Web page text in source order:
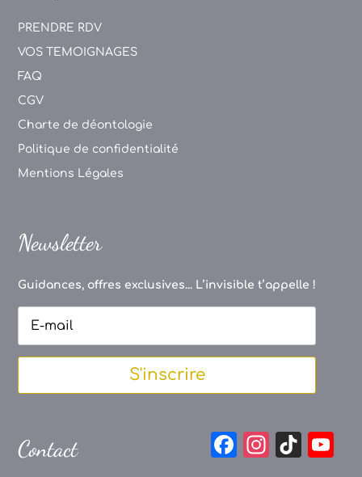
PRENDRE RDV
VOS TEMOIGNAGES
FAQ
CGV
Charte de déontologie
Politique de confidentialité
Mentions Légales
Newsletter
Guidances, offres exclusives... L’invisible t’appelle !
S'inscrire
Contact
F
In Ti